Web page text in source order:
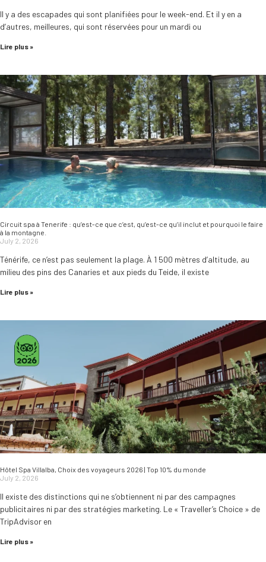
Il y a des escapades qui sont planifiées pour le week-end. Et il y en a
d’autres, meilleures, qui sont réservées pour un mardi ou
Lire plus »
Circuit spa à Tenerife : qu’est-ce que c’est, qu’est-ce qu’il inclut et pourquoi le faire
à la montagne.
July 2, 2026
Ténérife, ce n’est pas seulement la plage. À 1 500 mètres d’altitude, au
milieu des pins des Canaries et aux pieds du Teide, il existe
Lire plus »
Hôtel Spa Villalba, Choix des voyageurs 2026 | Top 10% du monde
July 2, 2026
Il existe des distinctions qui ne s’obtiennent ni par des campagnes
publicitaires ni par des stratégies marketing. Le « Traveller’s Choice » de
TripAdvisor en
Lire plus »